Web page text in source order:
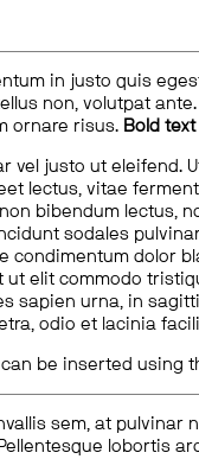
in justo quis
non, volutpat
ornare risus. Bold
vel justo ut eleifend.
lectus, vitae
bibendum lectus,
sodales
condimentum dolor
ut elit commodo
sapien urna, in
odio et lacinia
be inserted using
sem, at pulvinar
lobortis